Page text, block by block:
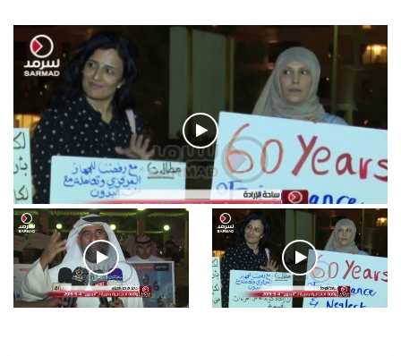
فيديو
.وقفة احتجاجية رمزية لـ”#البدون” في ساحة الإرادة 4-5-2019.
الأحد 5 مايو 2019